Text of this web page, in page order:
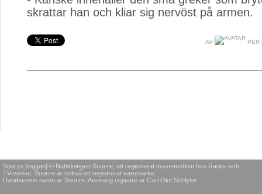
skrattar han och kliar sig nervöst på armen.
AV PER
Sourze [loggan] © Nättidningen Sourze, ett registrerat massmedium hos Radio- och
TV-verket. Sourze är också ett registrerat varumärke.
Databasens namn är Sourze. Ansvarig utgivare är Carl Olof Schlyter.